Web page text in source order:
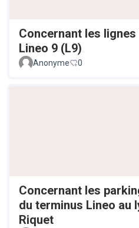
Concernant les
Lineo 9 (L9)
Anonyme 0
Concernant les
du terminus Lineo au
Riquet